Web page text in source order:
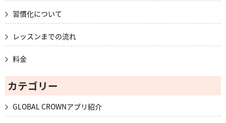
習慣化について
レッスンまでの流れ
料金
カテゴリー
GLOBAL CROWNアプリ紹介